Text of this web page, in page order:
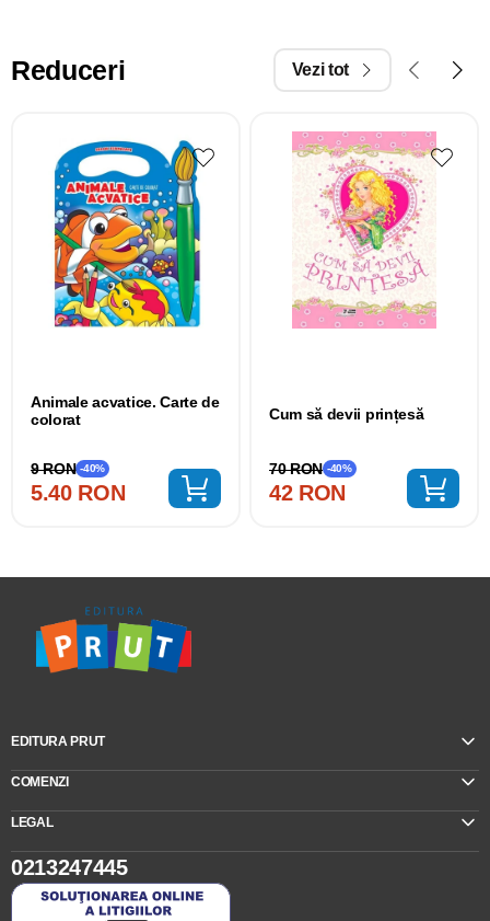
Reduceri Vezi tot
Animale acvatice. Carte de
colorat
5.40 RON
9 RON -40%
Cum să devii prințesă
42 RON
70 RON -40%
EDITURA PRUT
COMENZI
LEGAL
0213247445